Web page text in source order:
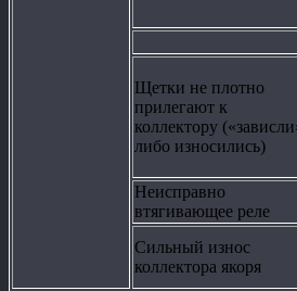
Щетки не плотно
прилегают к
коллектору
либо износились)
Неисправно
втягивающее реле
Сильный износ
коллектора якоря